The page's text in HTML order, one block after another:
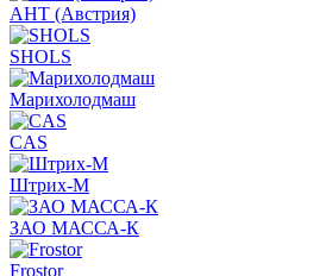
АНТ (Австрия)
SHOLS
Марихолодмаш
CAS
Штрих-М
ЗАО МАССА-К
Frostor